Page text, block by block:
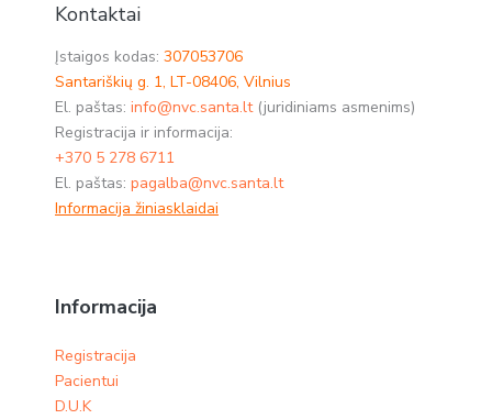
Kontaktai
Įstaigos kodas: 307053706
Santariškių g. 1, LT-08406, Vilnius
El. paštas: info@nvc.santa.lt(juridiniams asmenims)
Registracija ir informacija:
+370 5 278 6711
El. paštas: pagalba@nvc.santa.lt
Informacija žiniasklaidai
Informacija
Registracija
Pacientui
D.U.K